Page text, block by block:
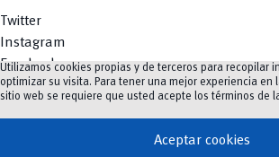
Twitter
Instagram
Facebook
Youtube
Utilizamos cookies propias y de terceros para recopilar
optimizar su visita. Para tener una mejor experiencia en
sitio web se requiere que usted acepte los términos de
Aceptar cookies